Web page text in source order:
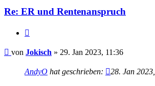
Re: ER und Rentenanspruch
Beitrag
von Jokisch » 29. Jan 2023, 11:36
AndyO hat geschrieben: 28. Jan